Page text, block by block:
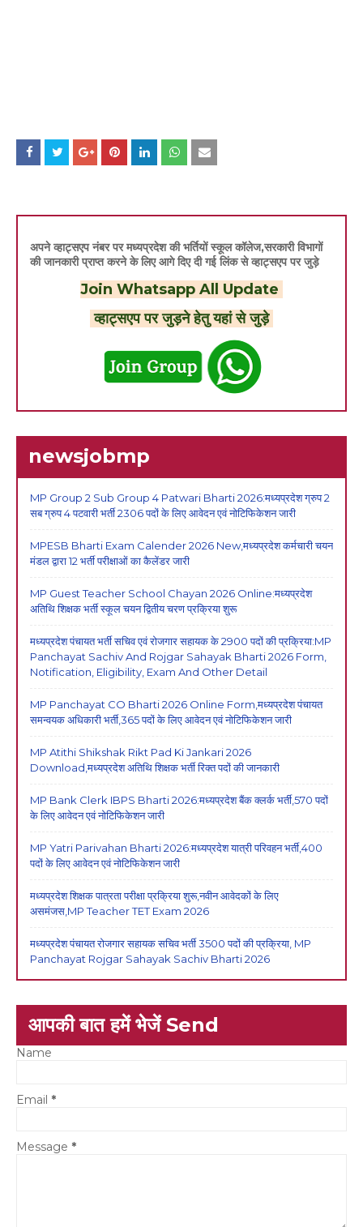
अपने व्हाट्सएप नंबर पर मध्यप्रदेश की भर्तियों स्कूल कॉलेज,सरकारी विभागों
की जानकारी प्राप्त करने के लिए आगे दिए दी गई लिंक से व्हाट्सएप पर जुड़े
Join Whatsapp All Update
व्हाट्सएप पर जुड़ने हेतु यहां से जुड़े
newsjobmp
MP Group 2 Sub Group 4 Patwari Bharti 2026:मध्यप्रदेश ग्रुप 2
सब ग्रुप 4 पटवारी भर्ती 2306 पदों के लिए आवेदन एवं नोटिफिकेशन जारी
MPESB Bharti Exam Calender 2026 New,मध्यप्रदेश कर्मचारी चयन
मंडल द्वारा 12 भर्ती परीक्षाओं का कैलेंडर जारी
MP Guest Teacher School Chayan 2026 Online:मध्यप्रदेश
अतिथि शिक्षक भर्ती स्कूल चयन द्वितीय चरण प्रक्रिया शुरू
मध्यप्रदेश पंचायत भर्ती सचिव एवं रोजगार सहायक के 2900 पदों की प्रक्रिया:MP
Panchayat Sachiv And Rojgar Sahayak Bharti 2026 Form,
Notification, Eligibility, Exam And Other Detail
MP Panchayat CO Bharti 2026 Online Form,मध्यप्रदेश पंचायत
समन्वयक अधिकारी भर्ती,365 पदों के लिए आवेदन एवं नोटिफिकेशन जारी
MP Atithi Shikshak Rikt Pad Ki Jankari 2026
Download,मध्यप्रदेश अतिथि शिक्षक भर्ती रिक्त पदों की जानकारी
MP Bank Clerk IBPS Bharti 2026:मध्यप्रदेश बैंक क्लर्क भर्ती,570 पदों
के लिए आवेदन एवं नोटिफिकेशन जारी
MP Yatri Parivahan Bharti 2026:मध्यप्रदेश यात्री परिवहन भर्ती,400
पदों के लिए आवेदन एवं नोटिफिकेशन जारी
मध्यप्रदेश शिक्षक पात्रता परीक्षा प्रक्रिया शुरू,नवीन आवेदकों के लिए
असमंजस,MP Teacher TET Exam 2026
मध्यप्रदेश पंचायत रोजगार सहायक सचिव भर्ती 3500 पदों की प्रक्रिया, MP
Panchayat Rojgar Sahayak Sachiv Bharti 2026
आपकी बात हमें भेजें Send
Name
Email *
Message *